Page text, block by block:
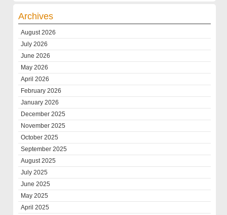
Archives
August 2026
July 2026
June 2026
May 2026
April 2026
February 2026
January 2026
December 2025
November 2025
October 2025
September 2025
August 2025
July 2025
June 2025
May 2025
April 2025